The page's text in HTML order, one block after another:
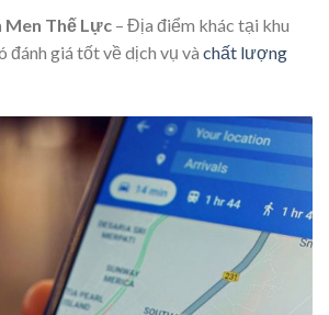
Men Thế Lực – Địa điểm khác tại khu
đánh giá tốt về dịch vụ và chất lượng